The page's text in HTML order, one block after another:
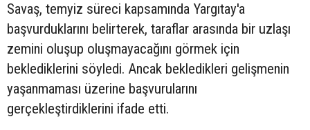
Savaş, temyiz süreci kapsamında Yargıtay'a
başvurduklarını belirterek, taraflar arasında bir uzlaşı
zemini oluşup oluşmayacağını görmek için
beklediklerini söyledi. Ancak bekledikleri gelişmenin
yaşanmaması üzerine başvurularını
gerçekleştirdiklerini ifade etti.